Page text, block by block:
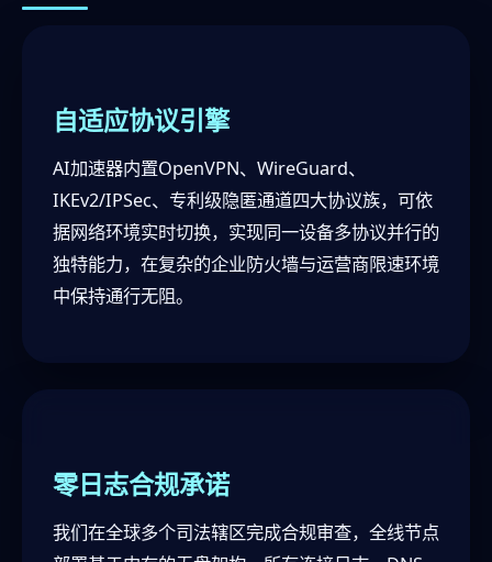
自适应协议引擎
AI加速器内置OpenVPN、WireGuard、
IKEv2/IPSec、专利级隐匿通道四大协议族，可依
据网络环境实时切换，实现同一设备多协议并行的
独特能力，在复杂的企业防火墙与运营商限速环境
中保持通行无阻。
零日志合规承诺
我们在全球多个司法辖区完成合规审查，全线节点